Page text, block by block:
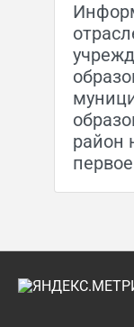
район